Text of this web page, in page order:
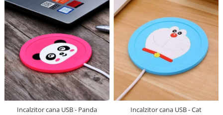
Incalzitor cana USB - Panda Incalzitor cana USB - Cat